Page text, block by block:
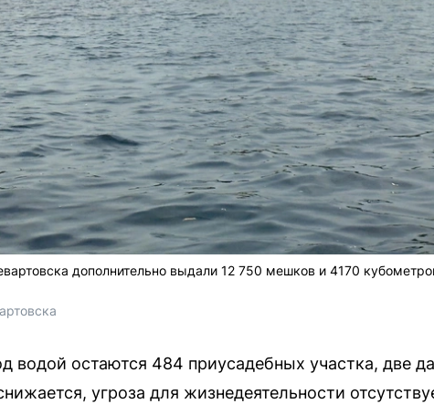
дополнительно выдали 12 750 мешков и 4170
остаются 484 приусадебных участка, две
угроза для жизнедеятельности